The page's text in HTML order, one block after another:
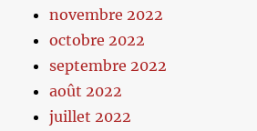
novembre 2022
octobre 2022
septembre 2022
août 2022
juillet 2022